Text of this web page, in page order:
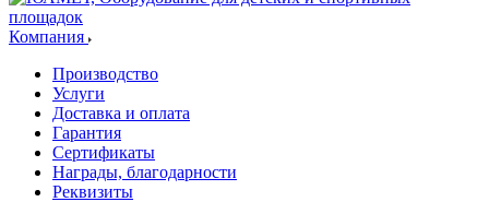
Компания
Производство
Услуги
Доставка и оплата
Гарантия
Сертификаты
Награды, благодарности
Реквизиты